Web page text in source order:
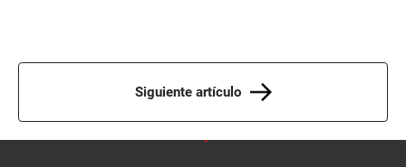
Siguiente artículo